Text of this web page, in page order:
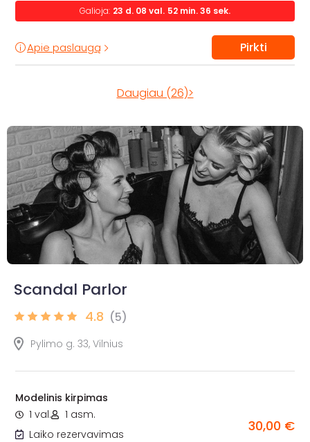
Galioja: 23 d. 08 val. 52 min.34 sek.
Apie paslaugą Pirkti
Daugiau (26)>
Scandal Parlor
4.8 (5)
Pylimo g. 33, Vilnius
Modelinis kirpimas
1 val.
1 asm.
Laiko rezervavimas
30,00 €